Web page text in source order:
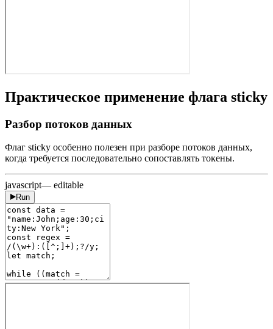
Практическое применение флага sticky
Разбор потоков данных
Флаг sticky особенно полезен при разборе потоков данных,
когда требуется последовательно сопоставлять токены.
javascript— editable
Run